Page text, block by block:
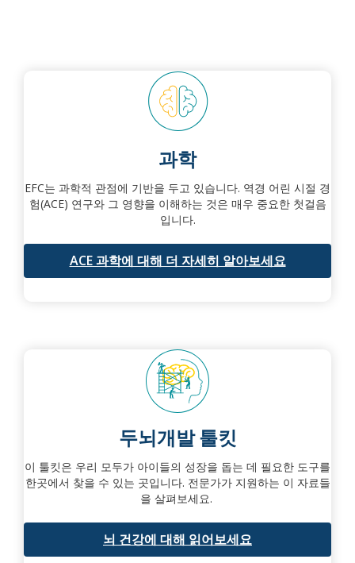
과학
EFC는 과학적 관점에 기반을 두고 있습니다. 역경 어린 시절 경
험(ACE) 연구와 그 영향을 이해하는 것은 매우 중요한 첫걸음
입니다.
ACE 과학에 대해 더 자세히 알아보세요
두뇌개발 툴킷
이 툴킷은 우리 모두가 아이들의 성장을 돕는 데 필요한 도구를
한곳에서 찾을 수 있는 곳입니다. 전문가가 지원하는 이 자료들
을 살펴보세요.
뇌 건강에 대해 읽어보세요